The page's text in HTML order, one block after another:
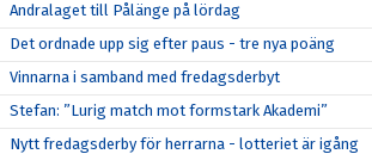
Andralaget till Pålänge på lördag
Det ordnade upp sig efter paus - tre nya poäng
Vinnarna i samband med fredagsderbyt
Stefan: ”Lurig match mot formstark Akademi”
Nytt fredagsderby för herrarna - lotteriet är igång